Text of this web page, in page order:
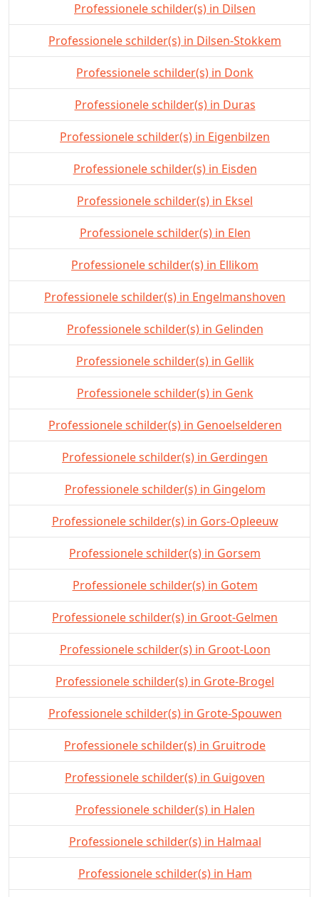
Professionele schilder(s) in Dilsen
Professionele schilder(s) in Dilsen-Stokkem
Professionele schilder(s) in Donk
Professionele schilder(s) in Duras
Professionele schilder(s) in Eigenbilzen
Professionele schilder(s) in Eisden
Professionele schilder(s) in Eksel
Professionele schilder(s) in Elen
Professionele schilder(s) in Ellikom
Professionele schilder(s) in Engelmanshoven
Professionele schilder(s) in Gelinden
Professionele schilder(s) in Gellik
Professionele schilder(s) in Genk
Professionele schilder(s) in Genoelselderen
Professionele schilder(s) in Gerdingen
Professionele schilder(s) in Gingelom
Professionele schilder(s) in Gors-Opleeuw
Professionele schilder(s) in Gorsem
Professionele schilder(s) in Gotem
Professionele schilder(s) in Groot-Gelmen
Professionele schilder(s) in Groot-Loon
Professionele schilder(s) in Grote-Brogel
Professionele schilder(s) in Grote-Spouwen
Professionele schilder(s) in Gruitrode
Professionele schilder(s) in Guigoven
Professionele schilder(s) in Halen
Professionele schilder(s) in Halmaal
Professionele schilder(s) in Ham